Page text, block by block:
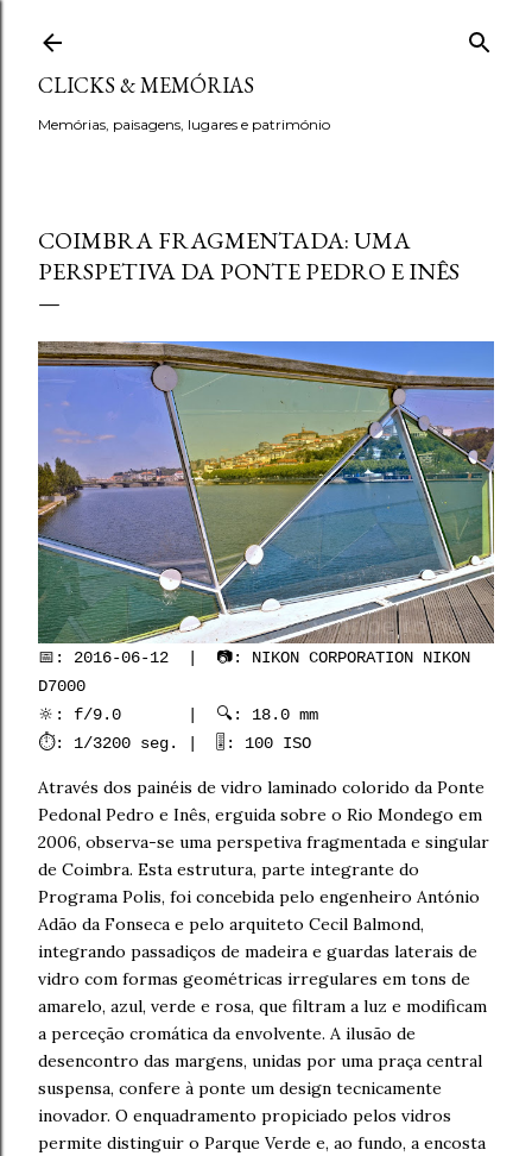
CLICKS & MEMÓRIAS
Memórias, paisagens, lugares e património
COIMBRA FRAGMENTADA: UMA
PERSPETIVA DA PONTE PEDRO E INÊS
📅: 2016-06-12 | 📷: NIKON CORPORATION NIKON
D7000
🔆: f/9.0 | 🔍: 18.0 mm
⏱️: 1/3200 seg. | 🎚️: 100 ISO
Através dos painéis de vidro laminado colorido da Ponte
Pedonal Pedro e Inês, erguida sobre o Rio Mondego em
2006, observa-se uma perspetiva fragmentada e singular
de Coimbra. Esta estrutura, parte integrante do
Programa Polis, foi concebida pelo engenheiro António
Adão da Fonseca e pelo arquiteto Cecil Balmond,
integrando passadiços de madeira e guardas laterais de
vidro com formas geométricas irregulares em tons de
amarelo, azul, verde e rosa, que filtram a luz e modificam
a perceção cromática da envolvente. A ilusão de
desencontro das margens, unidas por uma praça central
suspensa, confere à ponte um design tecnicamente
inovador. O enquadramento propiciado pelos vidros
permite distinguir o Parque Verde e, ao fundo, a encosta